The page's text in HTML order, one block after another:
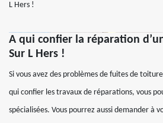
L Hers !
A qui confier la réparation
Sur L Hers !
Si vous avez des problèmes de fuites de
qui confier les travaux de réparations, vous
spécialisées. Vous pourrez aussi demander à